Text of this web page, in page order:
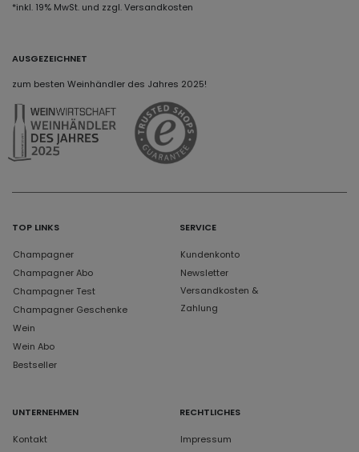
*inkl. 19% MwSt. und zzgl. Versandkosten
AUSGEZEICHNET
zum besten Weinhändler des Jahres 2025!
TOP LINKS
Champagner
Champagner Abo
Champagner Test
Champagner Geschenke
Wein
Wein Abo
Bestseller
SERVICE
Kundenkonto
Newsletter
Versandkosten &
Zahlung
UNTERNEHMEN
Kontakt
RECHTLICHES
Impressum